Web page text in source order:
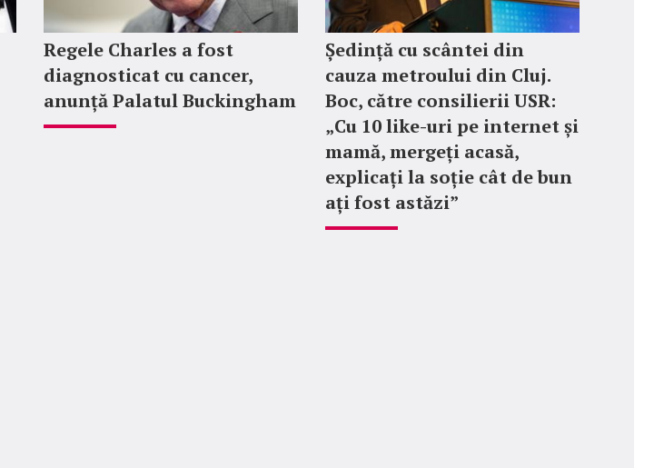
Regele Charles a fost
diagnosticat cu cancer,
anunță Palatul Buckingham
Ședință cu scântei din
cauza metroului din Cluj.
Boc, către consilierii USR:
„Cu 10 like-uri pe internet și
mamă, mergeți acasă,
explicați la soție cât de bun
ați fost astăzi”